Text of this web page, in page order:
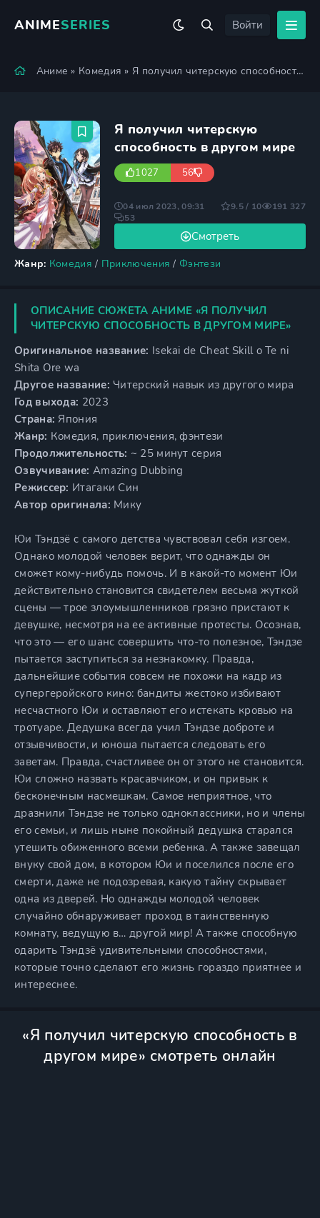
ANIMESERIES Войти
Аниме » Комедия » Я получил читерскую способность в другом мире
Я получил читерскую
способность в другом мире
1027 56
Жанр: Комедия / Приключения / Фэнтези
Смотреть
04 июл 2023, 09:31 9.5 / 10
191 327
53
ОПИСАНИЕ СЮЖЕТА АНИМЕ «Я ПОЛУЧИЛ
ЧИТЕРСКУЮ СПОСОБНОСТЬ В ДРУГОМ МИРЕ»
Оригинальное название: Isekai de Cheat Skill o Te ni
Shita Ore wa
Другое название: Читерский навык из другого мира
Год выхода: 2023
Страна: Япония
Жанр: Комедия, приключения, фэнтези
Продолжительность: ~ 25 минут серия
Озвучивание: Amazing Dubbing
Режиссер: Итагаки Син
Автор оригинала: Мику
Юи Тэндзё c самого детства чувствовал себя изгоем.
Однако молодой человек верит, что однажды он
сможет кому-нибудь помочь. И в какой-то момент Юи
действительно становится свидетелем весьма жуткой
сцены — трое злоумышленников грязно пристают к
девушке, несмотря на ее активные протесты. Осознав,
что это — его шанс совершить что-то полезное, Тэндзе
пытается заступиться за незнакомку. Правда,
дальнейшие события совсем не похожи на кадр из
супергеройского кино: бандиты жестоко избивают
несчастного Юи и оставляют его истекать кровью на
тротуаре. Дедушка всегда учил Тэндзе доброте и
отзывчивости, и юноша пытается следовать его
заветам. Правда, счастливее он от этого не становится.
Юи сложно назвать красавчиком, и он привык к
бесконечным насмешкам. Самое неприятное, что
дразнили Тэндзе не только одноклассники, но и члены
его семьи, и лишь ныне покойный дедушка старался
утешить обиженного всеми ребенка. А также завещал
внуку свой дом, в котором Юи и поселился после его
смерти, даже не подозревая, какую тайну скрывает
одна из дверей. Но однажды молодой человек
случайно обнаруживает проход в таинственную
комнату, ведущую в… другой мир! А также способную
одарить Тэндзё удивительными способностями,
которые точно сделают его жизнь гораздо приятнее и
интереснее.
«Я получил читерскую способность в
другом мире» смотреть онлайн